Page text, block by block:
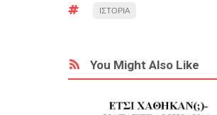
ΙΣΤΟΡΙΑ
You Might Also Like